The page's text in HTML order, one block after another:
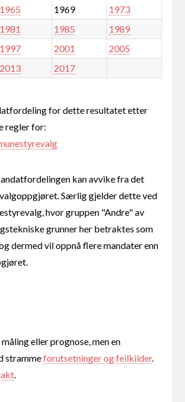
1965 1969
1973
1981 1985
1989
1997 2001
2005
2013 2017
for dette resultatet etter
regler for:
kan avvike fra det
Særlig gjelder dette ved
hvor gruppen "Andre" av
grunner her betraktes som
dermed vil oppnå flere mandater enn
eller prognose, men en
strammeforutsetninger og feilkilder.
.